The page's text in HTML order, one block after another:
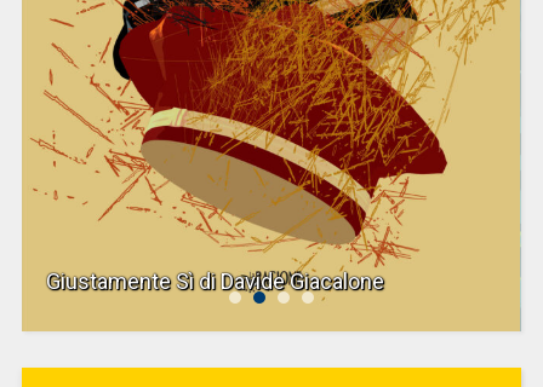
Giustamente Sì di Davide Giacalone